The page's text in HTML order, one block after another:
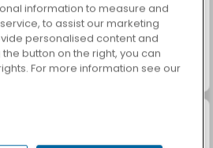
information to measure and
to assist our marketing
personalised content and
button on the right, you can
For more information see our